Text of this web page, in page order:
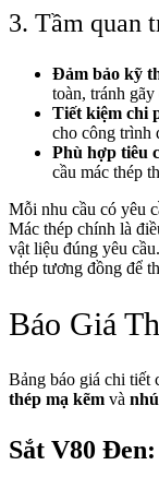
3. Tầm quan
Đảm bảo kỹ
toàn, tránh gãy
Tiết kiệm chi
cho công trình
Phù hợp tiêu
cầu mác thép
Mỗi nhu cầu có yêu
Mác thép chính là
vật liệu đúng yêu
thép tương đồng để
Báo Giá
Bảng báo giá chi tiết
thép mạ kẽm và
Sắt V80 Đen: